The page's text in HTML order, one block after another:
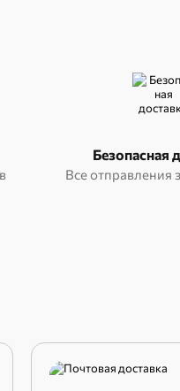
Безопасная
Все отправления